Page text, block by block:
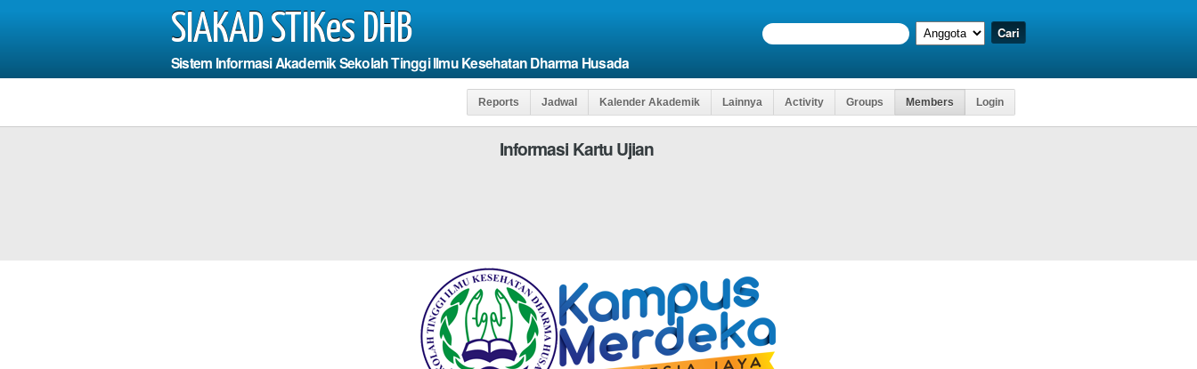
SIAKAD STIKes DHB
Sistem Informasi Akademik Sekolah Tinggi Ilmu Kesehatan Dharma Husada
Reports Jadwal Kalender Akademik Lainnya Activity Groups Members Login
Informasi Kartu Ujian